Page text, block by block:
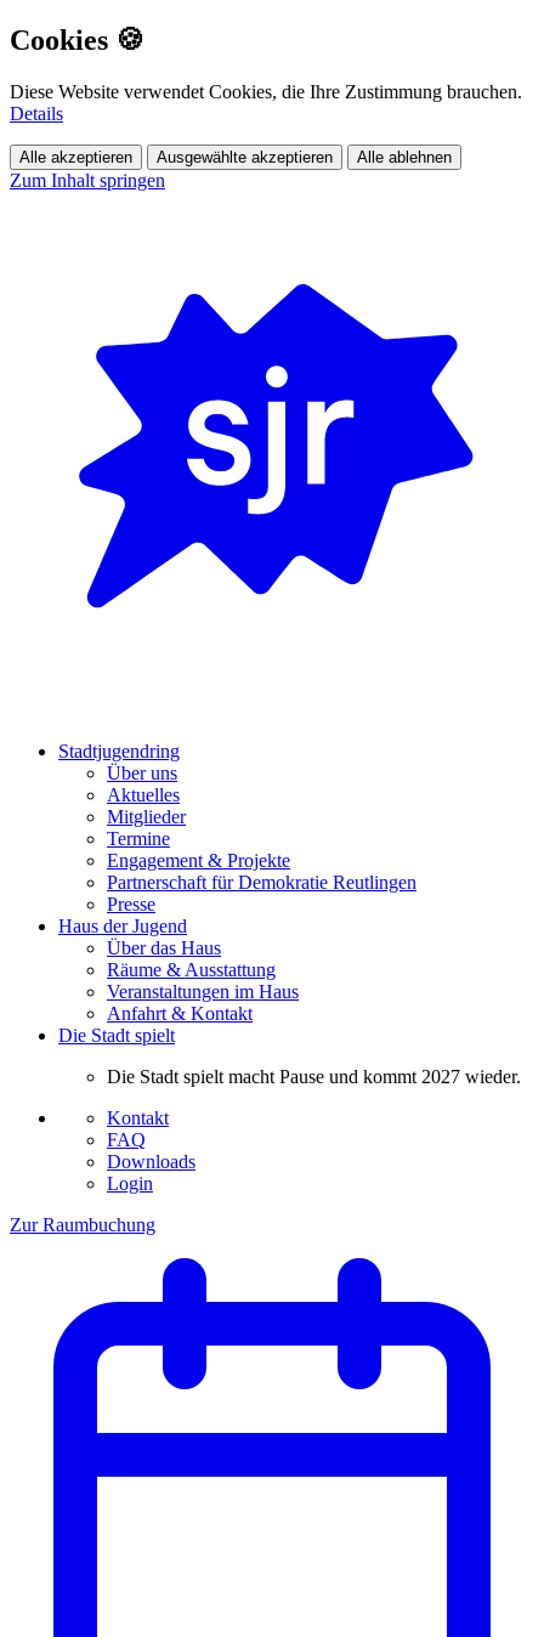
Cookies 🍪
Diese Website verwendet Cookies, die Ihre Zustimmung brauchen.
Details
Alle akzeptieren Ausgewählte akzeptieren Alle ablehnen
Zum Inhalt springen
Stadtjugendring
Über uns
Aktuelles
Mitglieder
Termine
Engagement & Projekte
Partnerschaft für Demokratie Reutlingen
Presse
Haus der Jugend
Über das Haus
Räume & Ausstattung
Veranstaltungen im Haus
Anfahrt & Kontakt
Die Stadt spielt
Die Stadt spielt macht Pause und kommt 2027 wieder.
Kontakt
FAQ
Downloads
Login
Zur Raumbuchung